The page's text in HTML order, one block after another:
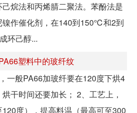
烷法和丙烯腈二聚法。苯酚法是
镍作催化剂，在140到150℃和2到
环己醇...
塑料中的玻纤纹
一般PA66加玻纤要在120度下烘4
干时间还要加长； 2、工艺上，
度），提高料温（最高可至300